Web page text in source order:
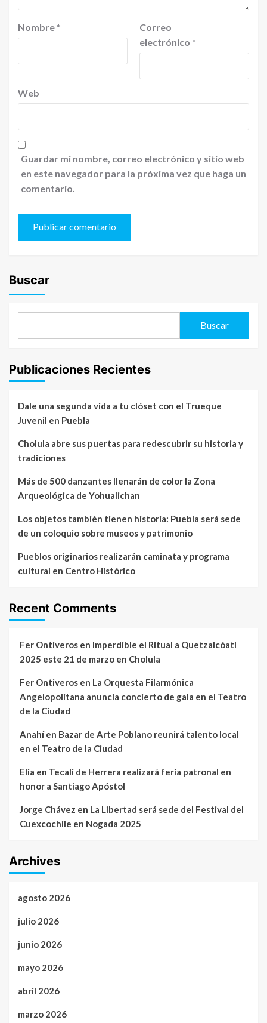
Nombre *
Correo
electrónico *
Web
Guardar mi nombre, correo electrónico y sitio web
en este navegador para la próxima vez que haga un
comentario.
Buscar
Buscar
Publicaciones Recientes
Dale una segunda vida a tu clóset con el Trueque
Juvenil en Puebla
Cholula abre sus puertas para redescubrir su historia y
tradiciones
Más de 500 danzantes llenarán de color la Zona
Arqueológica de Yohualichan
Los objetos también tienen historia: Puebla será sede
de un coloquio sobre museos y patrimonio
Pueblos originarios realizarán caminata y programa
cultural en Centro Histórico
Recent Comments
Fer Ontiveros en Imperdible el Ritual a Quetzalcóatl
2025 este 21 de marzo en Cholula
Fer Ontiveros en La Orquesta Filarmónica
Angelopolitana anuncia concierto de gala en el Teatro
de la Ciudad
Anahíen Bazar de Arte Poblano reunirá talento local
en el Teatro de la Ciudad
Elia en Tecali de Herrera realizará feria patronal en
honor a Santiago Apóstol
Jorge Chávez en La Libertad será sede del Festival del
Cuexcochile en Nogada 2025
Archives
agosto 2026
julio 2026
junio 2026
mayo 2026
abril 2026
marzo 2026